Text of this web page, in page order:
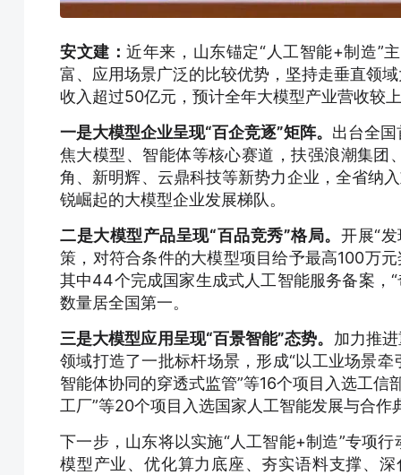
安文建：近年来，山东锚定“人工智能+制造”
富、应用场景广泛的比较优势，坚持走垂直领
收入超过50亿元，预计全年大模型产业营收较
一是大模型企业呈现“百企竞逐”矩阵。 出台全
焦大模型、智能体等核心赛道，扶强浪潮集团
角、新明辉、云鼎科技等新势力企业，全省纳
锐崛起的大模型企业发展梯队。
二是大模型产品呈现“百品竞秀”格局。 开展“
策，对符合条件的大模型项目给予最高100万
其中44个完成国家生成式人工智能服务备案，
数量居全国第一。
三是大模型应用呈现“百景智能”态势。 加力推
领域打造了一批标杆场景，形成“以工业场景
智能体协同的穿透式监管”等16个项目入选工
工厂”等20个项目入选国家人工智能发展与合作
下一步，山东将以实施“人工智能+制造”专项
模型产业、优化算力底座、夯实语料支撑、